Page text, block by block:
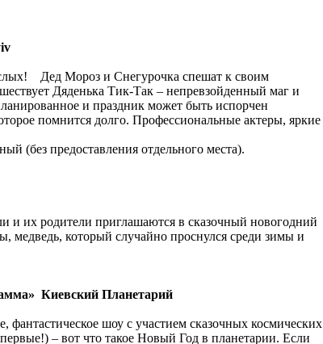
Дед Мороз и Снегурочка спешат к своим
Дяденька Тик-Так – непревзойденный маг и
и праздник может быть испорчен
помнится долго. Профессиональные актеры, яркие
(без предоставления отдельного места).
и их родители приглашаются в сказочный новогодний
медведь, который случайно проснулся среди зимы и
Киевский Планетарий
фантастическое шоу с участием сказочных космических
– вот что такое Новый Год в планетарии. Если